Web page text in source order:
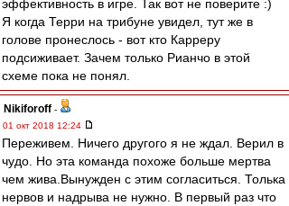
эффективность в игре. Так вот не поверите :)
Я когда Терри на трибуне увидел, тут же в
голове пронеслось - вот кто Карреру
подсиживает. Зачем только Рианчо в этой
схеме пока не понял.
Nikiforoff -
01 окт 2018 12:24
Переживем. Ничего другого я не ждал. Верил в
чудо. Но эта команда похоже больше мертва
чем жива.Вынужден с этим согласиться. Толька
нервов и надрыва не нужно. В первый раз что